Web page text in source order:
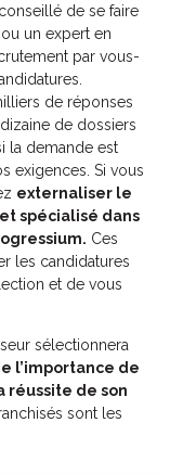
de se faire
ou un expert en
par vous-
de réponses
de dossiers
la demande est
exigences. Si vous
externaliser le
spécialisé dans
Ces
les candidatures
et de vous
sélectionnera
l’importance de
réussite de son
sont les